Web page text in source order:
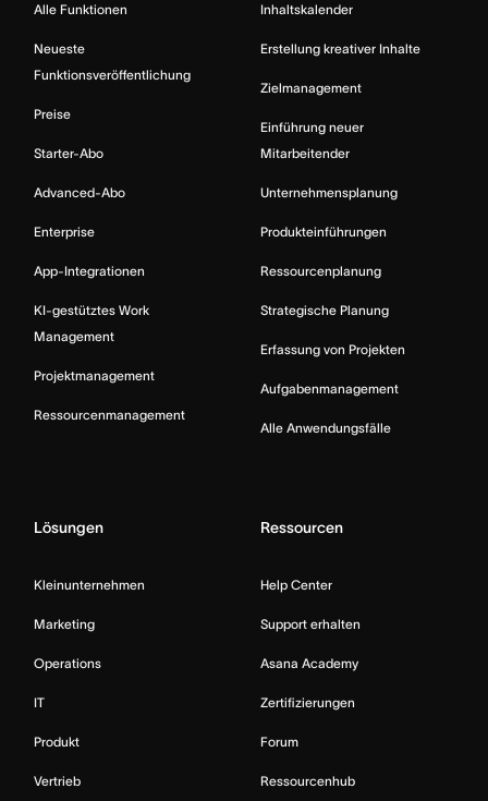
Alle Funktionen
Neueste
Funktionsveröffentlichung
Preise
Starter-Abo
Advanced-Abo
Enterprise
App-Integrationen
KI-gestütztes Work
Management
Projektmanagement
Ressourcenmanagement
Inhaltskalender
Erstellung kreativer Inhalte
Zielmanagement
Einführung neuer
Mitarbeitender
Unternehmensplanung
Produkteinführungen
Ressourcenplanung
Strategische Planung
Erfassung von Projekten
Aufgabenmanagement
Alle Anwendungsfälle
Lösungen
Kleinunternehmen
Marketing
Operations
IT
Produkt
Vertrieb
Ressourcen
Help Center
Support erhalten
Asana Academy
Zertifizierungen
Forum
Ressourcenhub